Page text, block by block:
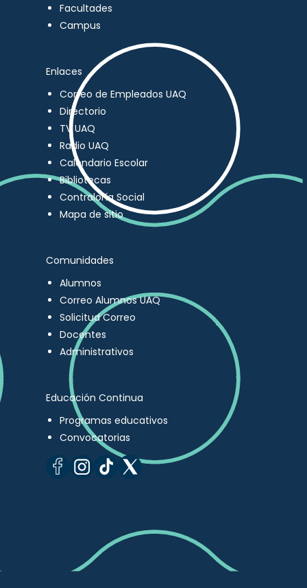
Facultades
Campus
Enlaces
Correo de Empleados UAQ
Directorio
TV UAQ
Radio UAQ
Calendario Escolar
Bibliotecas
Contraloría Social
Mapa de sitio
Comunidades
Alumnos
Correo Alumnos UAQ
Solicitud Correo
Docentes
Administrativos
Educación Continua
Programas educativos
Convocatorias